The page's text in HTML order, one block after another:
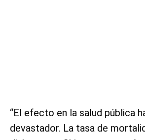
“El efecto en la salud pública
devastador. La tasa de